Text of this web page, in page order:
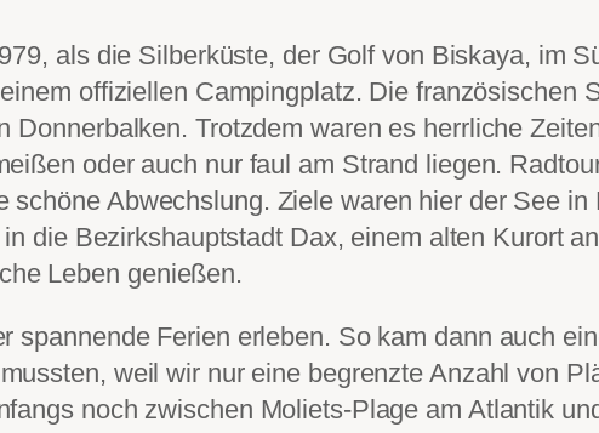
als die Silberküste, der Golf von Biskaya, im
offiziellen Campingplatz. Die französischen
Trotzdem waren es herrliche
oder auch nur faul am Strand liegen.
Abwechslung. Ziele waren hier der See in
die Bezirkshauptstadt Dax, einem alten Kurort
Leben genießen.
spannende Ferien erleben. So kam dann auch
weil wir nur eine begrenzte Anzahl von
noch zwischen Moliets-Plage am Atlantik